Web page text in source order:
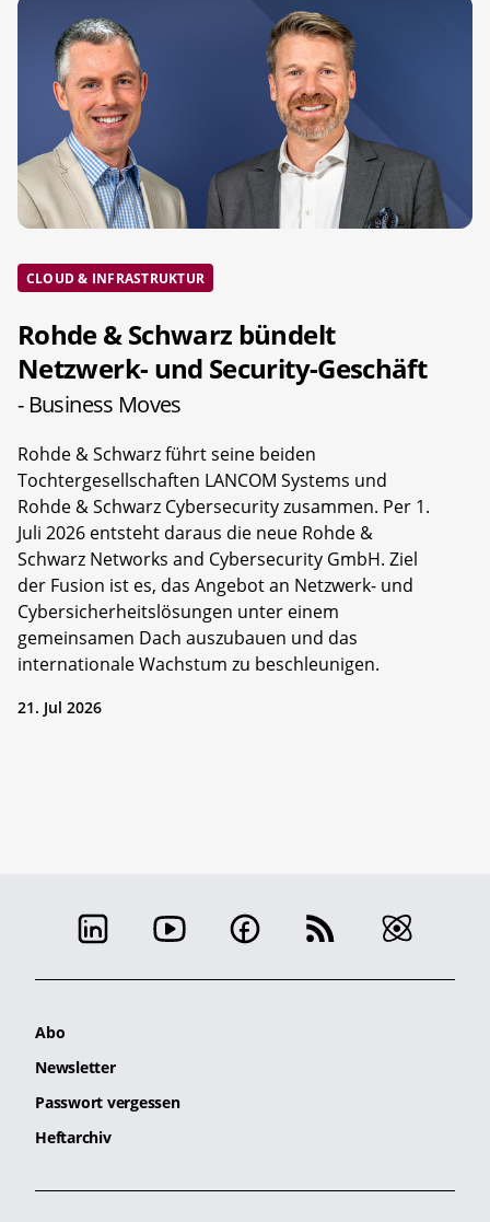
CLOUD & INFRASTRUKTUR
Rohde & Schwarz bündelt
Netzwerk- und Security-Geschäft
- Business Moves
Rohde & Schwarz führt seine beiden
Tochtergesellschaften LANCOM Systems und
Rohde & Schwarz Cybersecurity zusammen. Per 1.
Juli 2026 entsteht daraus die neue Rohde &
Schwarz Networks and Cybersecurity GmbH. Ziel
der Fusion ist es, das Angebot an Netzwerk- und
Cybersicherheitslösungen unter einem
gemeinsamen Dach auszubauen und das
internationale Wachstum zu beschleunigen.
21. Jul 2026
Abo
Newsletter
Passwort vergessen
Heftarchiv